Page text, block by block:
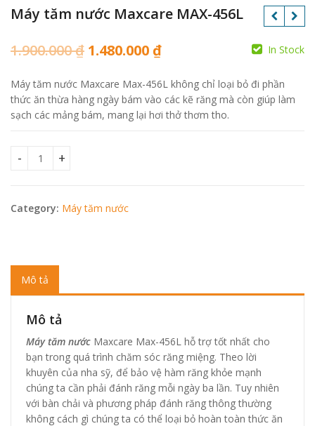
Máy tăm nước Maxcare MAX-456L
1.900.000₫ 1.480.000 ₫ In Stock
Máy tăm nước Maxcare Max-456L không chỉ loại bỏ đi phần
thức ăn thừa hàng ngày bám vào các kẽ răng mà còn giúp làm
sạch các mảng bám, mang lại hơi thở thơm tho.
Máy tăm nước Maxcare MAX-456L quantity
Category: Máy tăm nước
Mô tả
Mô tả
Máy tăm nước Maxcare Max-456L hỗ trợ tốt nhất cho
bạn trong quá trình chăm sóc răng miệng. Theo lời
khuyên của nha sỹ, để bảo vệ hàm răng khỏe mạnh
chúng ta cần phải đánh răng mỗi ngày ba lần. Tuy nhiên
với bàn chải và phương pháp đánh răng thông thường
không cách gì chúng ta có thể loại bỏ hoàn toàn thức ăn